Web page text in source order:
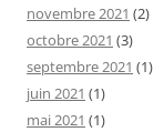
novembre 2021 (2)
octobre 2021 (3)
septembre 2021 (1)
juin 2021 (1)
mai 2021 (1)